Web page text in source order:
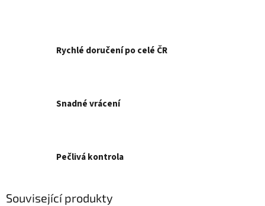
Rychlé doručení po celé ČR
Snadné vrácení
Pečlivá kontrola
Související produkty